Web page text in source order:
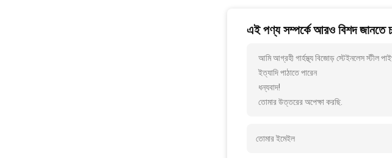
এই পণ্য সম্পর্কে আরও বিশদ জানতে
আমি আগ্রহী গার্হস্থ্য বিজোড় স্টেইনলেস স্টীল
ইত্যাদি পাঠাতে পারেন
ধন্যবাদ!
তোমার উত্তরের অপেক্ষা করছি.